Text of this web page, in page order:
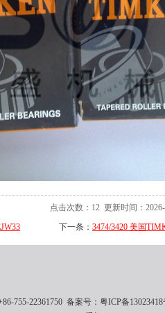
点击次数： 12 更新时间：
下一条： 3474/3420 美国
755-22361750 备案号： 粤ICP备13023418